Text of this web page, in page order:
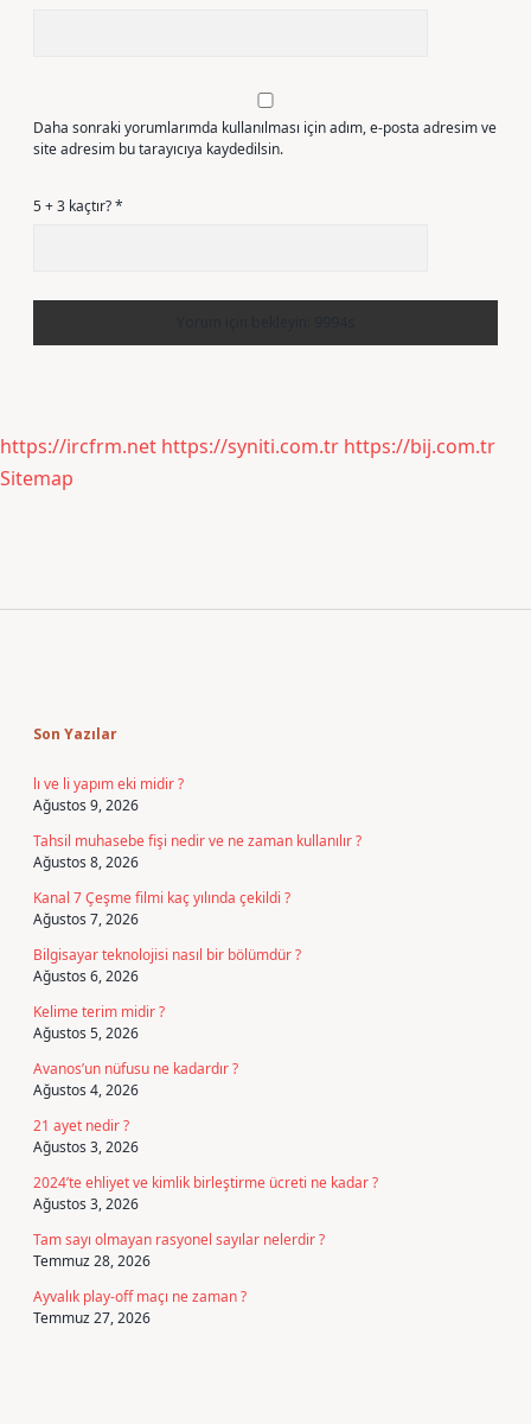
Daha sonraki yorumlarımda kullanılması için adım, e-posta adresim ve
site adresim bu tarayıcıya kaydedilsin.
5 + 3 kaçtır?*
https://ircfrm.net https://syniti.com.tr https://bij.com.tr
Sitemap
Son Yazılar
lı ve li yapım eki midir ?
Ağustos 9, 2026
Tahsil muhasebe fişi nedir ve ne zaman kullanılır ?
Ağustos 8, 2026
Kanal 7 Çeşme filmi kaç yılında çekildi ?
Ağustos 7, 2026
Bilgisayar teknolojisi nasıl bir bölümdür ?
Ağustos 6, 2026
Kelime terim midir ?
Ağustos 5, 2026
Avanos’un nüfusu ne kadardır ?
Ağustos 4, 2026
21 ayet nedir ?
Ağustos 3, 2026
2024’te ehliyet ve kimlik birleştirme ücreti ne kadar ?
Ağustos 3, 2026
Tam sayı olmayan rasyonel sayılar nelerdir ?
Temmuz 28, 2026
Ayvalık play-off maçı ne zaman ?
Temmuz 27, 2026